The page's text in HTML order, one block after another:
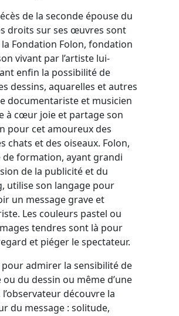
de la seconde épouse du
droits sur ses œuvres sont
Fondation Folon, fondation
vivant par l’artiste lui-
enfin la possibilité de
dessins, aquarelles et autres
documentariste et musicien
à cœur joie et partage son
pour cet amoureux des
chats et des oiseaux. Folon,
de formation, ayant grandi
de la publicité et du
utilise son langage pour
un message grave et
Les couleurs pastel ou
tendres sont là pour
et piéger le spectateur.
pour admirer la sensibilité de
ou du dessin ou même d’une
découvre la
du message : solitude,